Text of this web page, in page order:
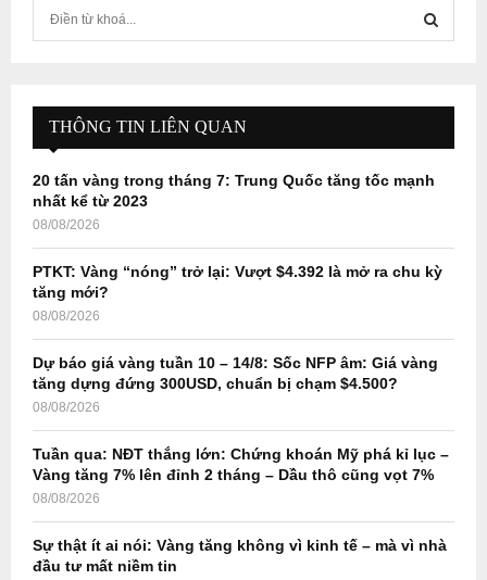
f
r
E
A
H
THÔNG TIN LIÊN QUAN
20 tấn vàng trong tháng 7: Trung Quốc tăng tốc mạnh
nhất kể từ 2023
08/08/2026
PTKT: Vàng “nóng” trở lại: Vượt $4.392 là mở ra chu kỳ
tăng mới?
08/08/2026
Dự báo giá vàng tuần 10 – 14/8: Sốc NFP âm: Giá vàng
tăng dựng đứng 300USD, chuẩn bị chạm $4.500?
08/08/2026
Tuần qua: NĐT thắng lớn: Chứng khoán Mỹ phá kỉ lục –
Vàng tăng 7% lên đỉnh 2 tháng – Dầu thô cũng vọt 7%
08/08/2026
Sự thật ít ai nói: Vàng tăng không vì kinh tế – mà vì nhà
đầu tư mất niềm tin